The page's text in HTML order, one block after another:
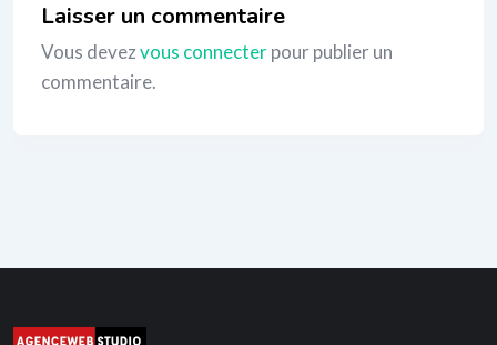
Laisser un commentaire
Vous devezvous connecterpour publier un
commentaire.